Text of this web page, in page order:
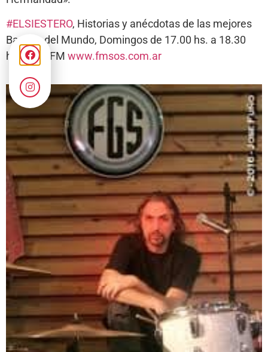
#ELSIESTERO, Historias y anécdotas de las mejores
Bandas del Mundo, Domingos de 17.00 hs. a 18.30
hs. 105.1FM www.fmsos.com.ar